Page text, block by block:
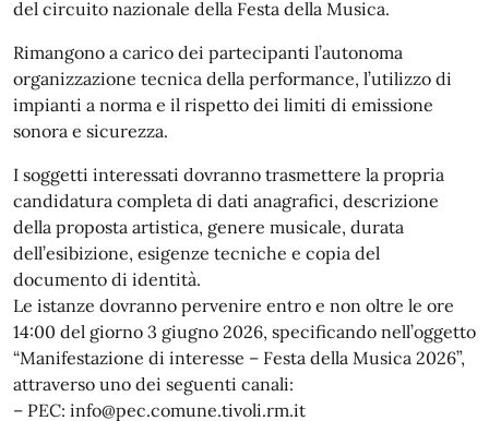
del circuito nazionale della Festa della Musica.
Rimangono a carico dei partecipanti l’autonoma
organizzazione tecnica della performance, l’utilizzo di
impianti a norma e il rispetto dei limiti di emissione
sonora e sicurezza.
I soggetti interessati dovranno trasmettere la propria
candidatura completa di dati anagrafici, descrizione
della proposta artistica, genere musicale, durata
dell’esibizione, esigenze tecniche e copia del
documento di identità.
Le istanze dovranno pervenire entro e non oltre le ore
14:00 del giorno 3 giugno 2026, specificando nell’oggetto
“Manifestazione di interesse – Festa della Musica 2026”,
attraverso uno dei seguenti canali:
– PEC: info@pec.comune.tivoli.rm.it